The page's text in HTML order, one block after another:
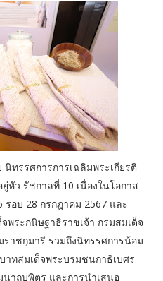
ทรรศการการเฉลิมพระเกียรติ
หัว รัชกาลที่ 10 เนื่องในโอกาส
อบ 28 กรกฎาคม 2567 และ
พระกนิษฐาธิราชเจ้า กรมสมเด็จ
าชกุมารี รวมถึงนิทรรศการน้อม
ทสมเด็จพระบรมชนกาธิเบศร
าถบพิตร และการนำเสนอ